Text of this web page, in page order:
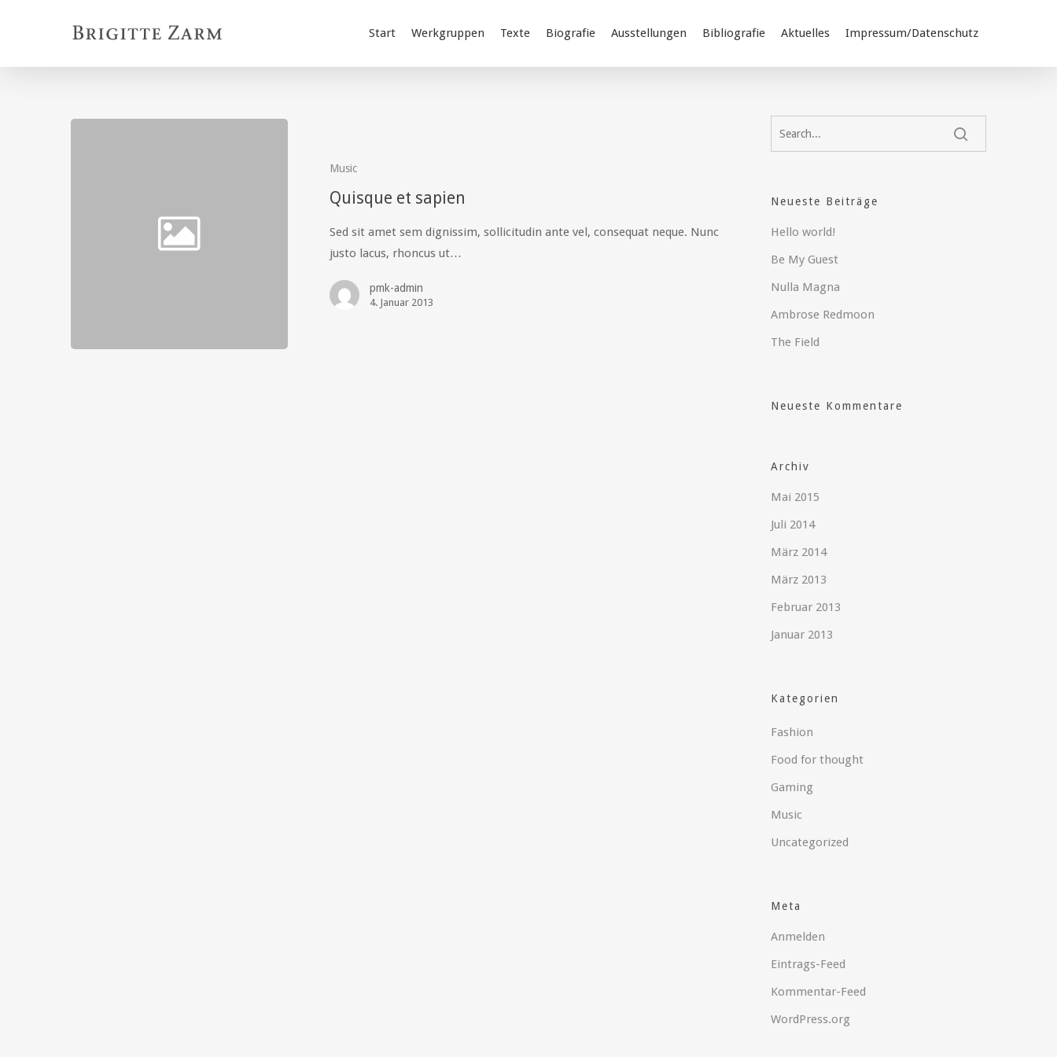
Start Werkgruppen Texte Biografie Ausstellungen Bibliografie Aktuelles Impressum/Datenschutz
Music
Quisque et sapien
Sed sit amet sem dignissim, sollicitudin ante vel, consequat neque. Nunc
justo lacus, rhoncus ut…
pmk-admin
4. Januar 2013
Neueste Beiträge
Hello world!
Be My Guest
Nulla Magna
Ambrose Redmoon
The Field
Neueste Kommentare
Archiv
Mai 2015
Juli 2014
März 2014
März 2013
Februar 2013
Januar 2013
Kategorien
Fashion
Food for thought
Gaming
Music
Uncategorized
Meta
Anmelden
Eintrags-Feed
Kommentar-Feed
WordPress.org